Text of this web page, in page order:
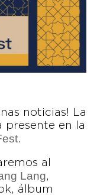
noticias! La
presente en la
.
al
Lang,
álbum